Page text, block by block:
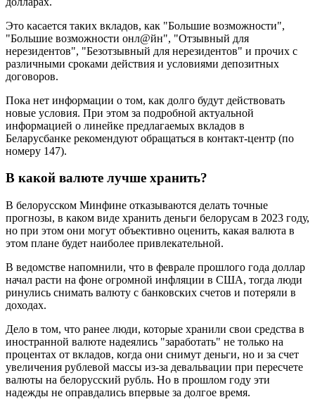
Это касается таких вкладов, как "Большие возможности",
"Большие возможности онл@йн", "Отзывный для
нерезидентов", "Безотзывный для нерезидентов" и прочих с
различными сроками действия и условиями депозитных
договоров.
Пока нет информации о том, как долго будут действовать
новые условия. При этом за подробной актуальной
информацией о линейке предлагаемых вкладов в
Беларусбанке рекомендуют обращаться в контакт-центр (по
номеру 147).
В какой валюте лучше хранить?
В белорусском Минфине отказываются делать точные
прогнозы, в каком виде хранить деньги белорусам в 2023 году,
но при этом они могут объективно оценить, какая валюта в
этом плане будет наиболее привлекательной.
В ведомстве напомнили, что в феврале прошлого года доллар
начал расти на фоне огромной инфляции в США, тогда люди
ринулись снимать валюту с банковских счетов и потеряли в
доходах.
Дело в том, что ранее люди, которые хранили свои средства в
иностранной валюте надеялись "заработать" не только на
процентах от вкладов, когда они снимут деньги, но и за счет
увеличения рублевой массы из-за девальвации при пересчете
валюты на белорусский рубль. Но в прошлом году эти
надежды не оправдались впервые за долгое время.